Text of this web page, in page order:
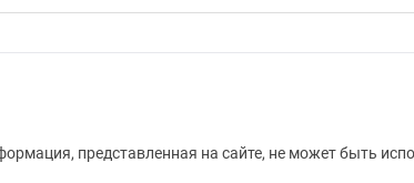
представленная на сайте, не может быть